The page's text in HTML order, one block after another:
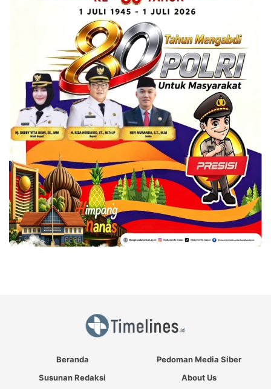
Beranda
Pedoman Media Siber
Susunan Redaksi
About Us